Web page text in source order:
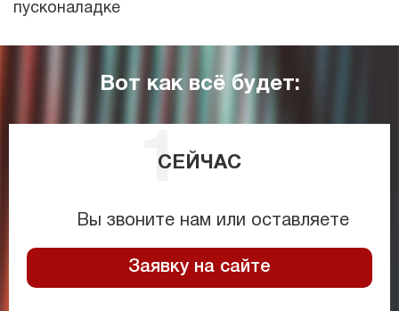
пусконаладке
Вот как всё будет:
СЕЙЧАС
Вы звоните нам или оставляете
Заявку на сайте